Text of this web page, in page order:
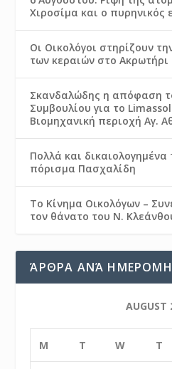
Χιροσίμα και ο πυρηνικός
Οι Οικολόγοι στηρίζουν
των κεραιών στο Ακρωτήρι
Σκανδαλώδης η απόφαση
Συμβουλίου για το
Βιομηχανική περιοχή Αγ.
Πολλά και
πόρισμα Πασχαλίδη
Το Κίνημα Οικολόγων –
τον θάνατο του Ν.
ΆΡΘΡΑ ΑΝΆ
AUGUST
M T W T